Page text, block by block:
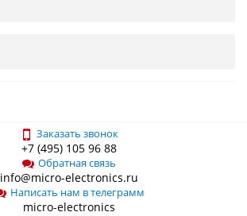
Заказать звонок
+7 (495) 105 96 88
Обратная связь
info@micro-electronics.ru
Написать нам в телеграмм
micro-electronics